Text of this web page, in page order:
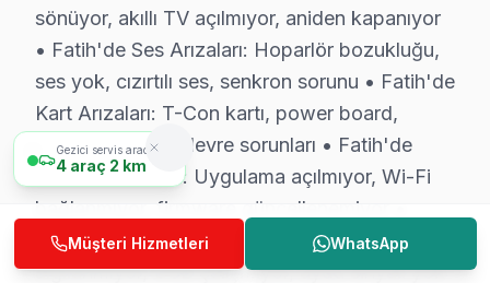
Nişanca, Rüstempaşa, Saraç İshak, Seyyid Ömer,
Fatih × Avox: Yerel İçerik ve Deneyim
Avox TV Teknik Profil ve Servis Rehberi
Avox televizyon ünitesi Teknik Servis Rehberi
Avox panel'lerde En Sık Karşılaşılan Arızalar
Avox servisimizde en yaygın yazılım güncelleme
Avox Servis Yaklaşımımız
sönüyor, akıllı TV açılmıyor, aniden kapanıyor
• Fatih'de Ses Arızaları: Hoparlör bozukluğu,
ses yok, cızırtılı ses, senkron sorunu • Fatih'de
Kart Arızaları: T-Con kartı, power board,
anakart entegre devre sorunları • Fatih'de
Yazılım Sorunları: Uygulama açılmıyor, Wi-Fi
bağlanmıyor, firmware güncellenemiyor •
Fatih'de Bağlantı Sorunları: HDMI
algılanmıyor, USB çalışmıyor, uydu sinyali yok
Gezici servis aracımız
4 araç 2 km
Müşteri Hizmetleri WhatsApp